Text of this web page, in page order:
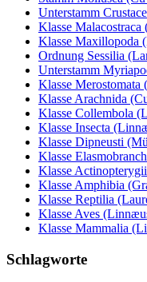
Unterstamm
Klasse
Klasse Maxillopoda
Ordnung Sessilia
Unterstamm
Klasse Merostomata
Klasse Arachnida
Klasse Collembola
Klasse Insecta
Klasse Dipneusti
Klasse
Klasse
Klasse Amphibia
Klasse Reptilia
Klasse Aves
Klasse Mammalia
Schlagworte